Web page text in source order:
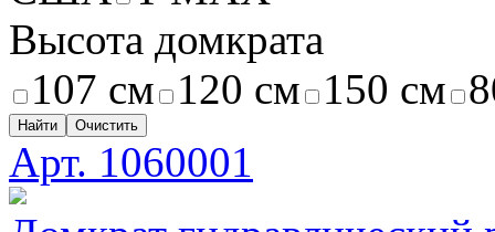
Высота домкрата
107 см 120 см 150 см
Найти Очистить
Арт. 1060001